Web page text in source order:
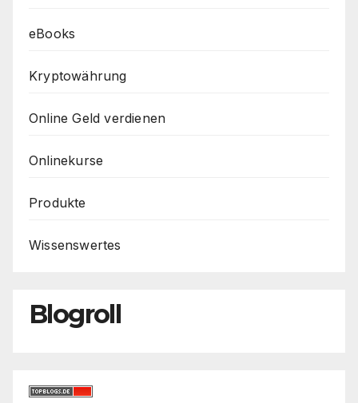
eBooks
Kryptowährung
Online Geld verdienen
Onlinekurse
Produkte
Wissenswertes
Blogroll